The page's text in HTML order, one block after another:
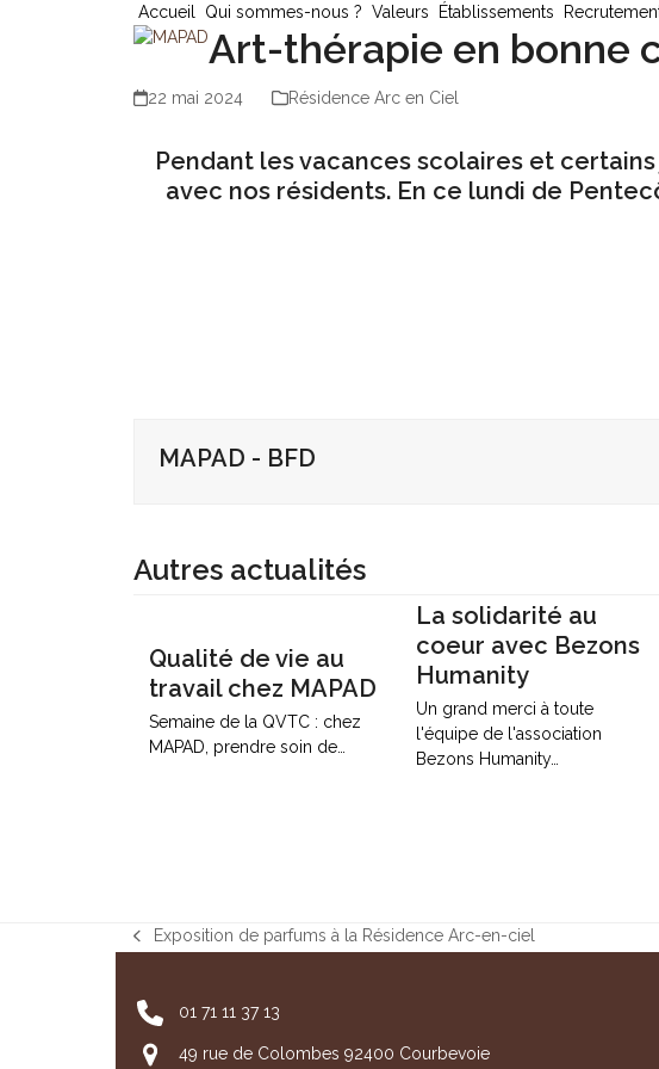
Accueil Qui sommes-nous ? Valeurs Établissements
Art-thérapie en bonne
22 mai 2024 Résidence Arc en Ciel
Pendant les vacances scolaires et
avec nos résidents. En ce lundi de
MAPAD - BFD
Autres actualités
Qualité de vie au
travail chez MAPAD
Semaine de la QVTC : chez
MAPAD, prendre soin de…
La solidarité au
coeur avec Bezons
Humanity
Un grand merci à toute
l'équipe de l'association
Bezons Humanity…
previous
Exposition de parfums à la Résidence Arc-en-ciel
01 71 11 37 13
49 rue de Colombes 92400 Courbevoie